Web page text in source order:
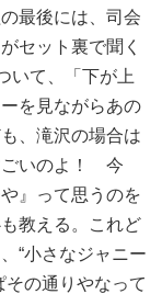
最後には、司会
セット裏で聞く
いて、「下が上
を見ながらあの
、滝沢の場合は
ごいのよ！ 今
』って思うのを
教える。これど
“小さなジャニー
その通りやなって